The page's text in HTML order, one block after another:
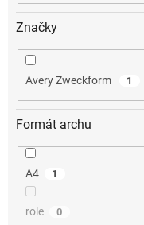
Značky
Avery Zweckform 1
Formát archu
A4 1
role 0